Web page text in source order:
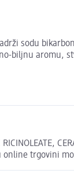
sodu
biljnu aromu,
u online